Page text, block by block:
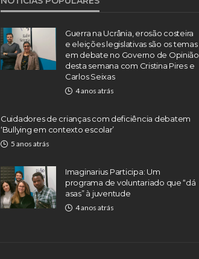
Guerra na Ucrânia, erosão costeira
e eleições legislativas são os temas
em debate no Governo de Opinião
desta semana com Cristina Pires e
Carlos Seixas
4 anos atrás
Cuidadores de crianças com deficiência debatem
‘Bullying em contexto escolar’
5 anos atrás
Imaginarius Participa: Um
programa de voluntariado que “dá
asas” à juventude
4 anos atrás